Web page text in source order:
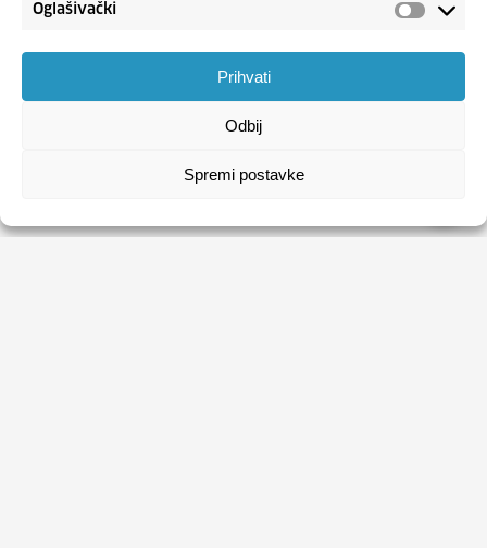
Oglašivački
Prihvati
Odbij
Spremi postavke